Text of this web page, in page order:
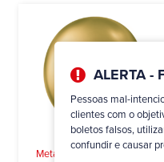
ALERTA -
Pessoas mal-
clientes com o
boletos falsos,
confundir e causar
Metallic Balloons Ouro 16